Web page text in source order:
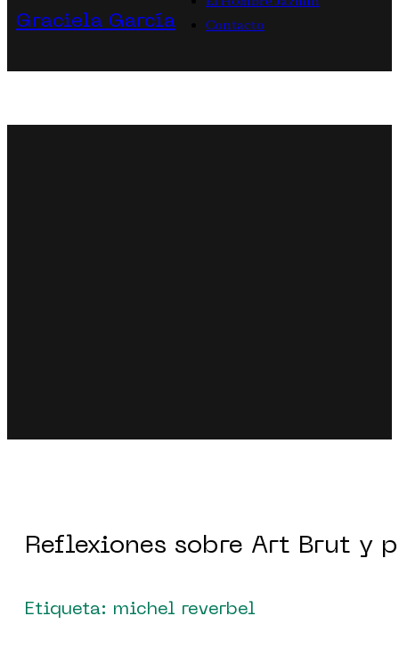
Graciela García
Contacto
Reflexiones sobre Art Brut y
Etiqueta: michel reverbel